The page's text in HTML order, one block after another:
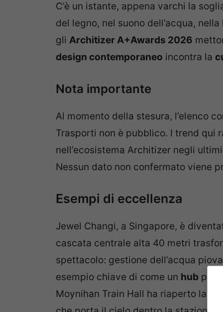
C’è un istante, appena varchi la
del legno, nel suono dell’acqua,
gli Architizer A+Awards 2026
design contemporaneo incontra la
Nota importante
Al momento della stesura, l’elenco
Trasporti non è pubblico. I trend
nell’ecosistema Architizer negli
Nessun dato non confermato viene
Esempi di eccellenza
Jewel Changi, a Singapore, è
cascata centrale alta 40 metri
spettacolo: gestione dell’acqua
esempio chiave di come un hub
Moynihan Train Hall ha riaperto la